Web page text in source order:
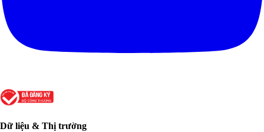
Dữ liệu & Thị trường